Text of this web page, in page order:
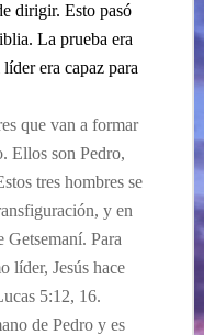
dirigir. Esto pasó
La prueba era
era capaz para
que van a formar
Ellos son Pedro,
tres hombres se
y en
Getsemaní. Para
líder, Jesús hace
5:12, 16.
de Pedro y es